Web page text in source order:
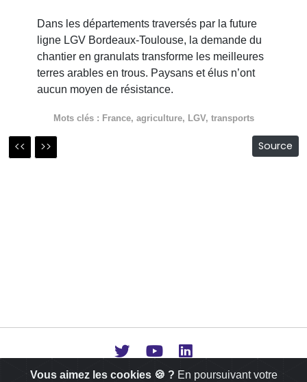
Dans les départements traversés par la future
ligne LGV Bordeaux-Toulouse, la demande du
chantier en granulats transforme les meilleures
terres arables en trous. Paysans et élus n’ont
aucun moyen de résistance.
Mots clés : France, agriculture, LGV, transports
<< >> Source
© 2020 Copyright : www.audap.org | Nous contacter |
Vous aimez les cookies 🍪 ? En poursuivant votre